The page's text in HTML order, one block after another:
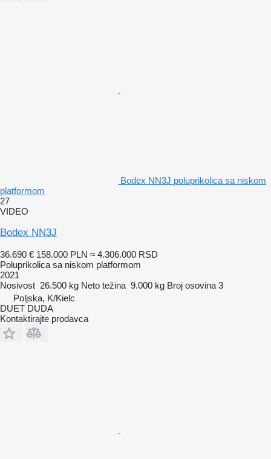
Bodex NN3J poluprikolica sa niskom
platformom
27
VIDEO
Bodex NN3J
36.690 € 158.000 PLN ≈ 4.306.000 RSD
Poluprikolica sa niskom platformom
2021
Nosivost 26.500 kg Neto težina 9.000 kg Broj osovina 3
Poljska, K/Kielc
DUET DUDA
Kontaktirajte prodavca